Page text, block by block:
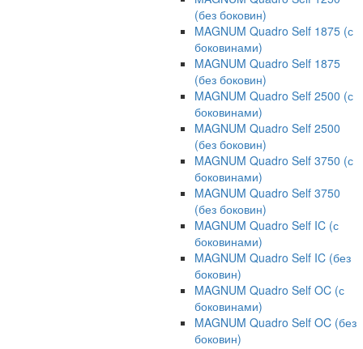
(без боковин)
MAGNUM Quadro Self 1875 (с
боковинами)
MAGNUM Quadro Self 1875
(без боковин)
MAGNUM Quadro Self 2500 (с
боковинами)
MAGNUM Quadro Self 2500
(без боковин)
MAGNUM Quadro Self 3750 (с
боковинами)
MAGNUM Quadro Self 3750
(без боковин)
MAGNUM Quadro Self IC (с
боковинами)
MAGNUM Quadro Self IC (без
боковин)
MAGNUM Quadro Self OC (с
боковинами)
MAGNUM Quadro Self OC (без
боковин)